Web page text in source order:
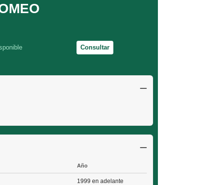
Consultar
Año
1999 en adelante